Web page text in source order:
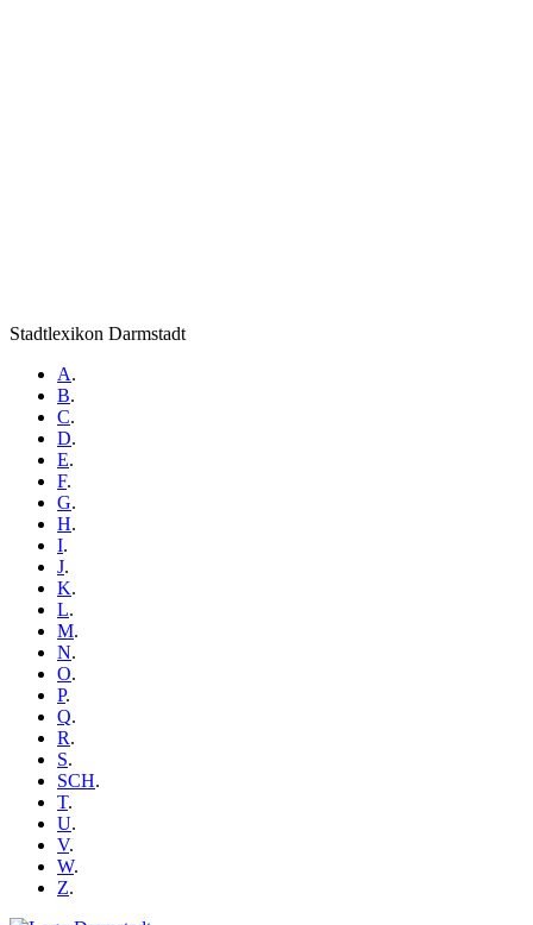
Stadtlexikon Darmstadt
A.
B.
C.
D.
E.
F.
G.
H.
I.
J.
K.
L.
M.
N.
O.
P.
Q.
R.
S.
SCH.
T.
U.
V.
W.
Z.